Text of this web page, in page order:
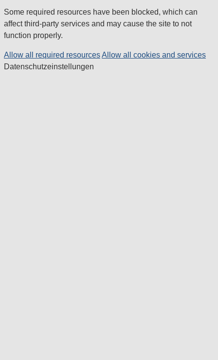
Some required resources have been blocked, which can
affect third-party services and may cause the site to not
function properly.
Allow all required resourcesAllow all cookies and services
Datenschutzeinstellungen